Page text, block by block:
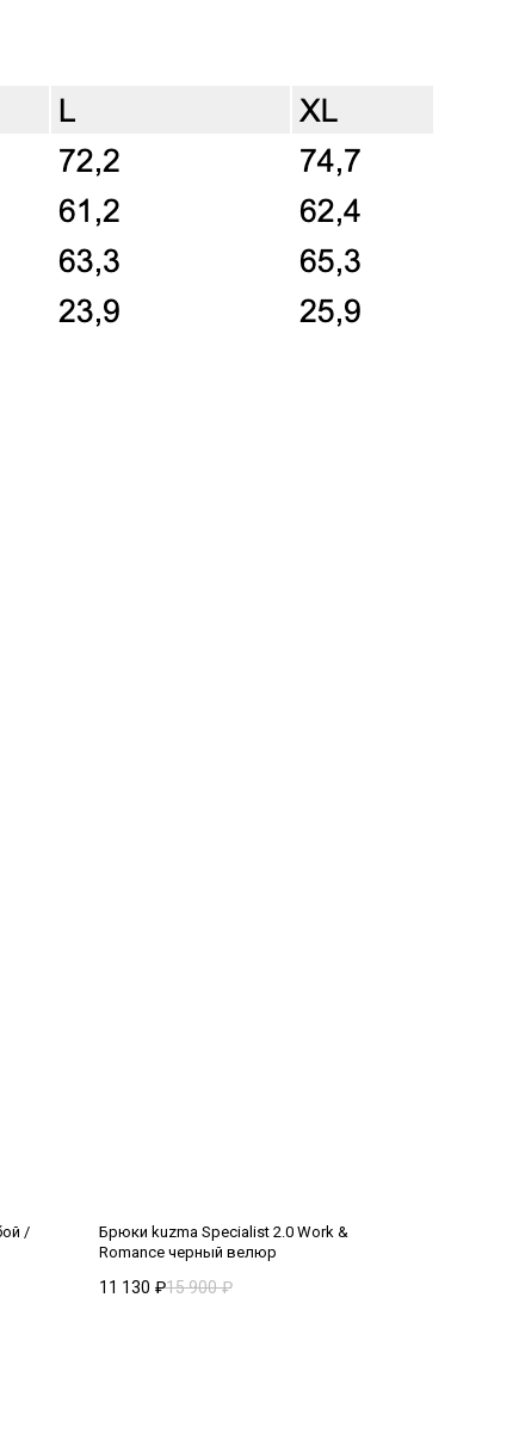
/
Брюки kuzma Specialist 2.0 Work &
Romance черный велюр
11 130 ₽15 900 ₽